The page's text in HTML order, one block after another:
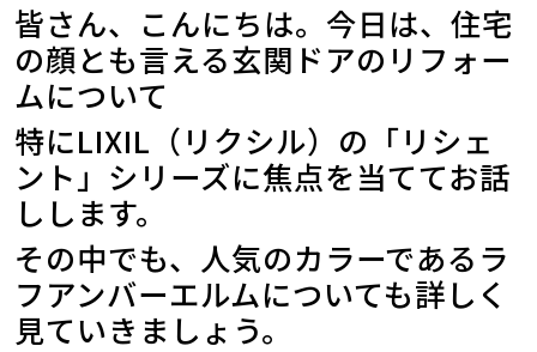
皆さん、こんにちは。今日は、住宅
の顔とも言える玄関ドアのリフォー
ムについて
特にLIXIL（リクシル）の「リシェ
ント」シリーズに焦点を当ててお話
しします。
その中でも、人気のカラーであるラ
フアンバーエルムについても詳しく
見ていきましょう。